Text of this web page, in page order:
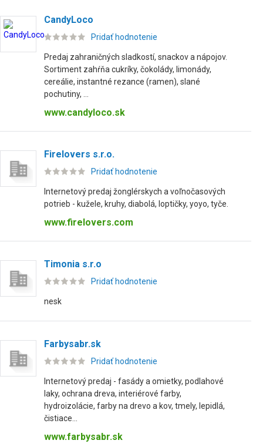
CandyLoco
Pridať hodnotenie
Predaj zahraničných sladkostí, snackov a nápojov.
Sortiment zahŕňa cukríky, čokolády, limonády,
cereálie, instantné rezance (ramen), slané
pochutiny, ...
www.candyloco.sk
Firelovers s.r.o.
Pridať hodnotenie
Internetový predaj žonglérskych a voľnočasových
potrieb - kužele, kruhy, diabolá, loptičky, yoyo, tyče.
www.firelovers.com
Timonia s.r.o
Pridať hodnotenie
nesk
Farbysabr.sk
Pridať hodnotenie
Internetový predaj - fasády a omietky, podlahové
laky, ochrana dreva, interiérové farby,
hydroizolácie, farby na drevo a kov, tmely, lepidlá,
čistiace...
www.farbysabr.sk